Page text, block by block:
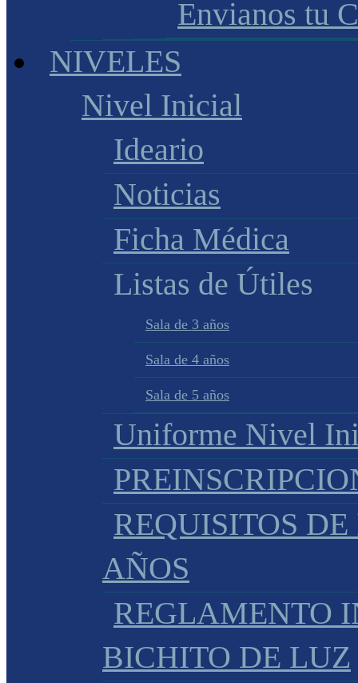
Envianos tu
NIVELES
Nivel Inicial
Ideario
Noticias
Ficha Médica
Listas de Útiles
Sala de 3 años
Sala de 4 años
Sala de 5 años
Uniforme Nivel
REQUISITOS
AÑOS
REGLAMENTO
BICHITO DE LUZ